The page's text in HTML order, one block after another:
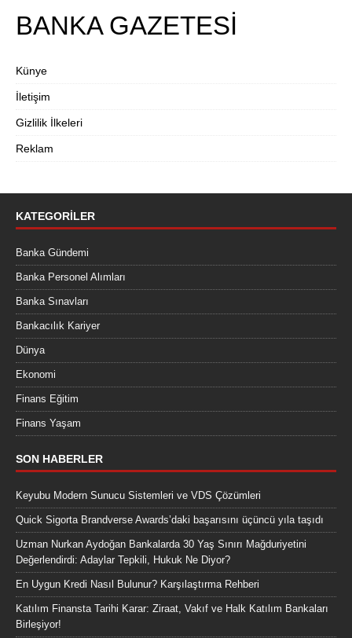
BANKA GAZETESİ
Künye
İletişim
Gizlilik İlkeleri
Reklam
KATEGORILER
Banka Gündemi
Banka Personel Alımları
Banka Sınavları
Bankacılık Kariyer
Dünya
Ekonomi
Finans Eğitim
Finans Yaşam
SON HABERLER
Keyubu Modern Sunucu Sistemleri ve VDS Çözümleri
Quick Sigorta Brandverse Awards’daki başarısını üçüncü yıla taşıdı
Uzman Nurkan Aydoğan Bankalarda 30 Yaş Sınırı Mağduriyetini
Değerlendirdi: Adaylar Tepkili, Hukuk Ne Diyor?
En Uygun Kredi Nasıl Bulunur? Karşılaştırma Rehberi
Katılım Finansta Tarihi Karar: Ziraat, Vakıf ve Halk Katılım Bankaları
Birleşiyor!